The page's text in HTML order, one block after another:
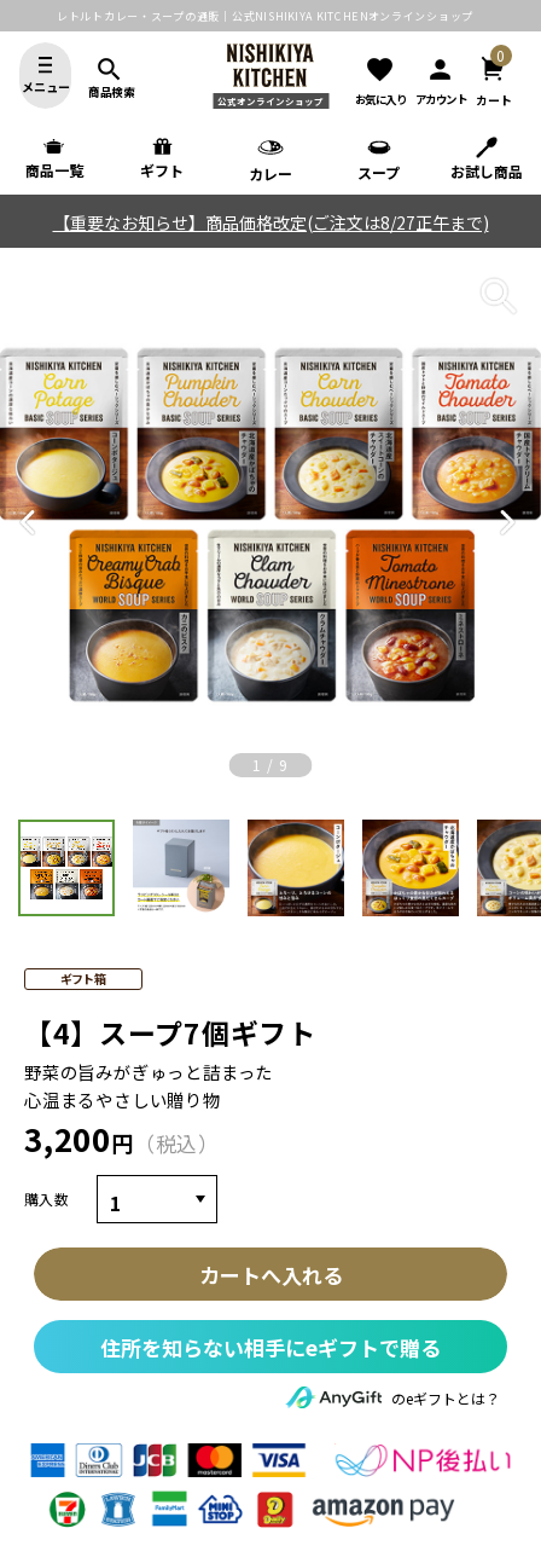
レトルトカレー・スープの通販｜公式NISHIKIYA KITCHENオンラインショップ
メニュー
search
商品検索
公式オンラインショップ
favorite
お気に入り
person
アカウント カート
0
商品一覧 ギフト カレー スープ お試し商品
【重要なお知らせ】商品価格改定(ご注文は8/27正午まで)
Previous
1 / 9
ギフト箱
【4】スープ7個ギフト
野菜の旨みがぎゅっと詰まった
心温まるやさしい贈り物
3,200円 税込
購入数
カートへ入れる
住所を知らない相手にeギフトで贈る
のeギフトとは？